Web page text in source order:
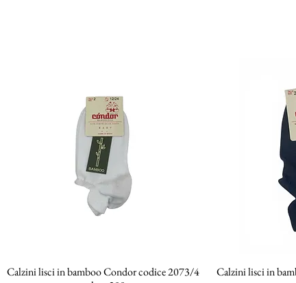
Vista rapida
Calzini lisci in bamboo Condor codice 2073/4
Calzini lisci in